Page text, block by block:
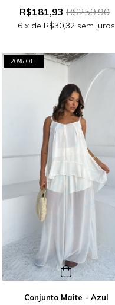
R$181,93 R$259,90
6 x de R$30,32 sem juros
20% OFF
Conjunto Maite - Azul